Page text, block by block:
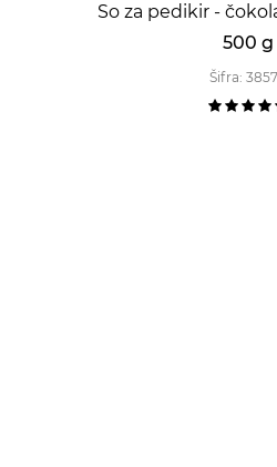
So za pedikir -
500 g
Šifra: